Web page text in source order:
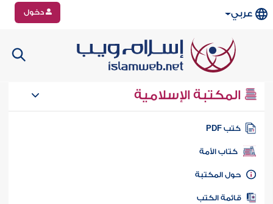
عربي دخول
المكتبة الإسلامية
كتب PDF
كتاب الأمة
المكتبة